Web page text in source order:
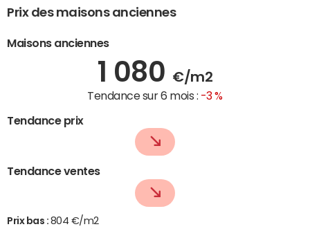
Prix des maisons anciennes
Maisons anciennes
1 080 €/m2
Tendance sur 6 mois : -3 %
Tendance prix
Tendance ventes
Prix bas : 804 €/m2